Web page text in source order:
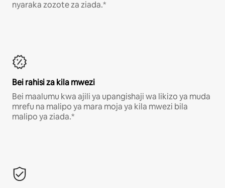
nyaraka zozote za ziada.*
Bei rahisi za kila mwezi
Bei maalumu kwa ajili ya upangishaji wa likizo ya muda
mrefu na malipo ya mara moja ya kila mwezi bila
malipo ya ziada.*